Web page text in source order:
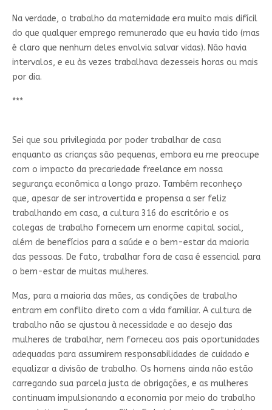
Na verdade, o trabalho da maternidade era muito mais difícil
do que qualquer emprego remunerado que eu havia tido (mas
é claro que nenhum deles envolvia salvar vidas). Não havia
intervalos, e eu às vezes trabalhava dezesseis horas ou mais
por dia.
***
Sei que sou privilegiada por poder trabalhar de casa
enquanto as crianças são pequenas, embora eu me preocupe
com o impacto da precariedade freelance em nossa
segurança econômica a longo prazo. Também reconheço
que, apesar de ser introvertida e propensa a ser feliz
trabalhando em casa, a cultura 316 do escritório e os
colegas de trabalho fornecem um enorme capital social,
além de benefícios para a saúde e o bem-estar da maioria
das pessoas. De fato, trabalhar fora de casa é essencial para
o bem-estar de muitas mulheres.
Mas, para a maioria das mães, as condições de trabalho
entram em conflito direto com a vida familiar. A cultura de
trabalho não se ajustou à necessidade e ao desejo das
mulheres de trabalhar, nem forneceu aos pais oportunidades
adequadas para assumirem responsabilidades de cuidado e
equalizar a divisão de trabalho. Os homens ainda não estão
carregando sua parcela justa de obrigações, e as mulheres
continuam impulsionando a economia por meio do trabalho